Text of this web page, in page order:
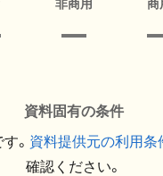
非商用 商
資料固有の条件
。 資料提供元の利用条
確認ください。